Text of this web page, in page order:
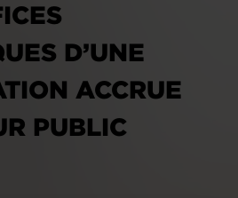
D’UNE
ACCRUE
PUBLIC